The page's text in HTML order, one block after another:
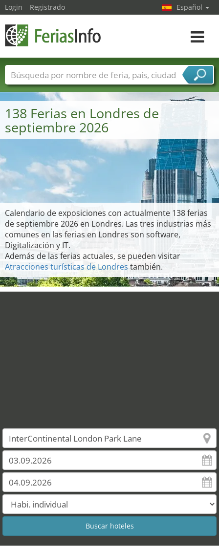
138 Ferias en Londres de
septiembre 2026
Calendario de exposiciones con actualmente 138 ferias
de septiembre 2026 en Londres. Las tres industrias más
comunes en las ferias en Londres son software,
Digitalización y IT.
Además de las ferias actuales, se pueden visitar
Atracciones turísticas de Londres también.
Login Registrado Español
toggle
Nombres de ferias Países
Ciudades
Sectores de ferias
Sectores de proveedor de servicios